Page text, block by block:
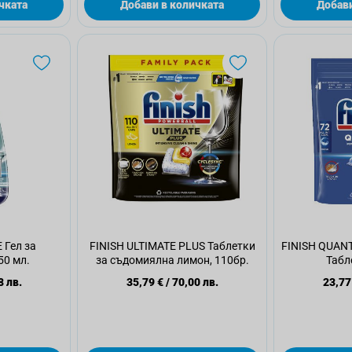
Добави в количката
Гел за
мл.
лв.
FINISH ULTIMATE PLUS Таблетки
за съдомиялна лимон, 110бр.
35,79 €/70,00 лв.
FINISH